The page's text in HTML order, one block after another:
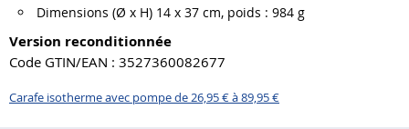
Dimensions (Ø x H) 14 x 37 cm, poids : 984 g
Version reconditionnée
Code GTIN/EAN : 3527360082677
Carafe isotherme avec pompe de 26,95 € à 89,95 €